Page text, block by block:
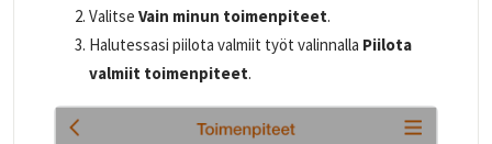
Valitse Vain minun toimenpiteet.
Halutessasi piilota valmiit työt valinnalla Piilota
valmiit toimenpiteet.